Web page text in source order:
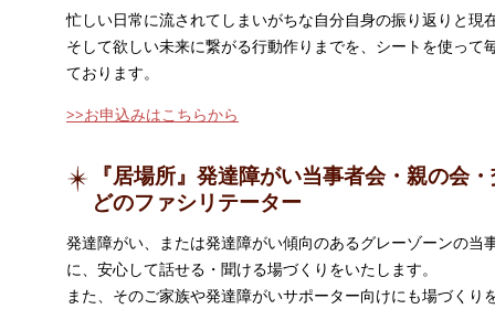
忙しい日常に流されてしまいがちな自分自身の振り返りと現
そして欲しい未来に繋がる行動作りまでを、シートを使って
ております。
>>お申込みはこちらから
『居場所』発達障がい当事者会・親の会
どのファシリテーター
発達障がい、または発達障がい傾向のあるグレーゾーンの当
に、安心して話せる・聞ける場づくりをいたします。
また、そのご家族や発達障がいサポーター向けにも場づくり